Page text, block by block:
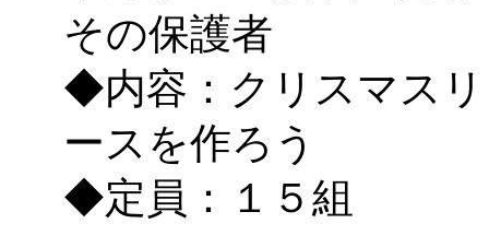
その保護者
◆内容：クリスマスリ
ースを作ろう
◆定員：１５組